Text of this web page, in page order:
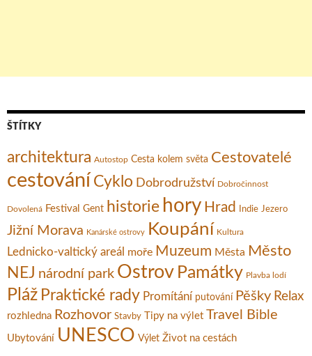
ŠTÍTKY
architektura Autostop Cesta kolem světa Cestovatelé
cestování Cyklo Dobrodružství Dobročinnost
Dovolená Festival Gent historie hory Hrad Indie Jezero
Jižní Morava Kanárské ostrovy Koupání Kultura
Lednicko-valtický areál moře Muzeum Města Město
NEJ národní park Ostrov Památky Plavba lodí
Pláž Praktické rady Promítání putování Pěšky Relax
rozhledna Rozhovor Stavby Tipy na výlet Travel Bible
Ubytování UNESCO Výlet Život na cestách